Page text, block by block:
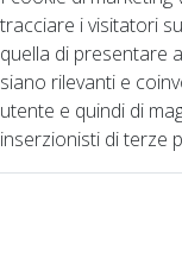
tracciare i visitatori
quella di presentare
siano rilevanti e
utente e quindi di
inserzionisti di terze